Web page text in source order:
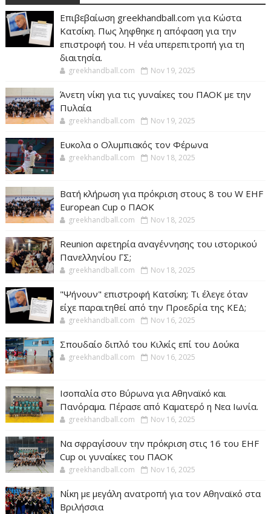
Επιβεβαίωση greekhandball.com για Κώστα
Κατσίκη. Πως ληφθηκε η απόφαση για την
επιστροφή του. Η νέα υπερεπιτροπή για τη
διαιτησία.
greekhandball.com Nov 19, 2025
Άνετη νίκη για τις γυναίκες του ΠΑΟΚ με την
Πυλαία
greekhandball.com Nov 19, 2025
Ευκολα ο Ολυμπιακός τον Φέρωνα
greekhandball.com Nov 18, 2025
Βατή κλήρωση για πρόκριση στους 8 του W EHF
European Cup ο ΠΑΟΚ
greekhandball.com Nov 18, 2025
Reunion αφετηρία αναγέννησης του ιστορικού
Πανελληνίου ΓΣ;
greekhandball.com Nov 18, 2025
"Ψήνουν" επιστροφή Κατσίκη; Τι έλεγε όταν
είχε παραιτηθεί από την Προεδρία της ΚΕΔ;
greekhandball.com Nov 16, 2025
Σπουδαίο διπλό του Κιλκίς επί του Δούκα
greekhandball.com Nov 16, 2025
Ισοπαλία στο Βύρωνα για Αθηναϊκό και
Πανόραμα. Πέρασε από Καματερό η Νεα Ιωνία.
greekhandball.com Nov 16, 2025
Να σφραγίσουν την πρόκριση στις 16 του EHF
Cup οι γυναίκες του ΠΑΟΚ
greekhandball.com Nov 16, 2025
Νίκη με μεγάλη ανατροπή για τον Αθηναϊκό στα
Βριλήσσια